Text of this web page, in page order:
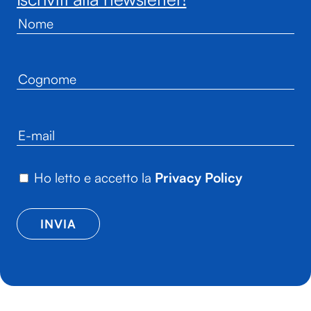
Ho letto e accetto la Privacy Policy